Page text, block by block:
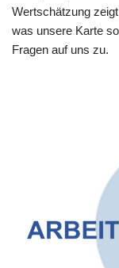
Wertschätzung
was unsere Karte
Fragen auf uns zu.